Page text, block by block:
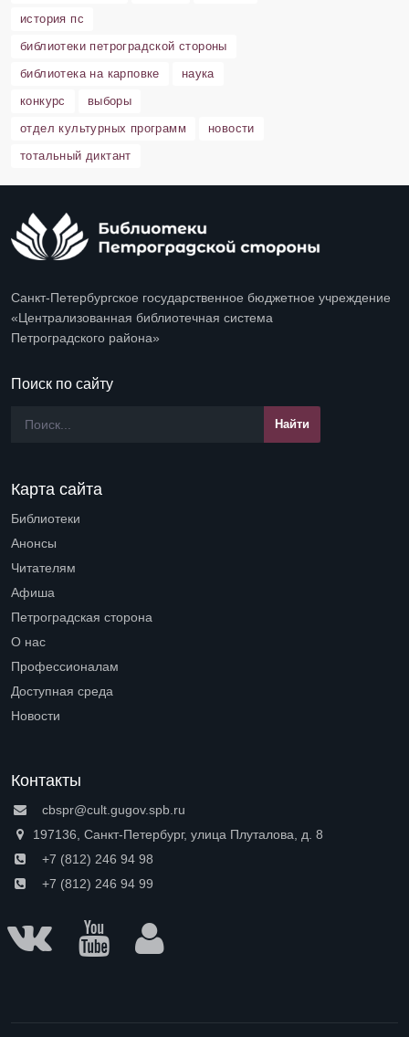
история пс
библиотеки петроградской стороны
библиотека на карповке
наука
конкурс
выборы
отдел культурных программ
новости
тотальный диктант
Санкт-Петербургское государственное бюджетное учреждение
«Централизованная библиотечная система
Петроградского района»
Поиск по сайту
Карта сайта
Библиотеки
Анонсы
Читателям
Афиша
Петроградская сторона
О нас
Профессионалам
Доступная среда
Новости
Контакты
cbspr@cult.gugov.spb.ru
197136, Санкт-Петербург, улица Плуталова, д. 8
+7 (812) 246 94 98
+7 (812) 246 94 99